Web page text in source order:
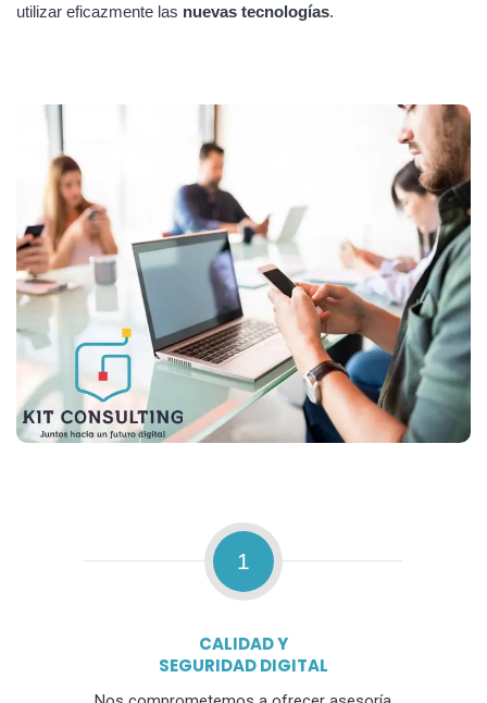
utilizar eficazmente las nuevas tecnologías.
1
CALIDAD Y
SEGURIDAD DIGITAL